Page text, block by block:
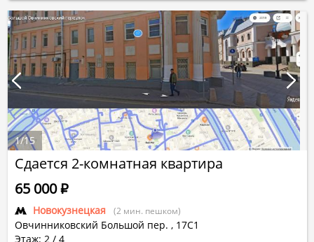
Сдается 2-комнатная квартира
Новокузнецкая (2 мин. пешком)
Овчинниковский Большой пер. , 17С1
Этаж: 2 / 4
65 000Р
1/15